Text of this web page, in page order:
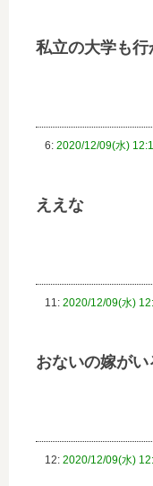
私立の大学も
6: 2020/12/09(水)
ええな
11: 2020/12/09(水)
おないの嫁が
12: 2020/12/09(水)